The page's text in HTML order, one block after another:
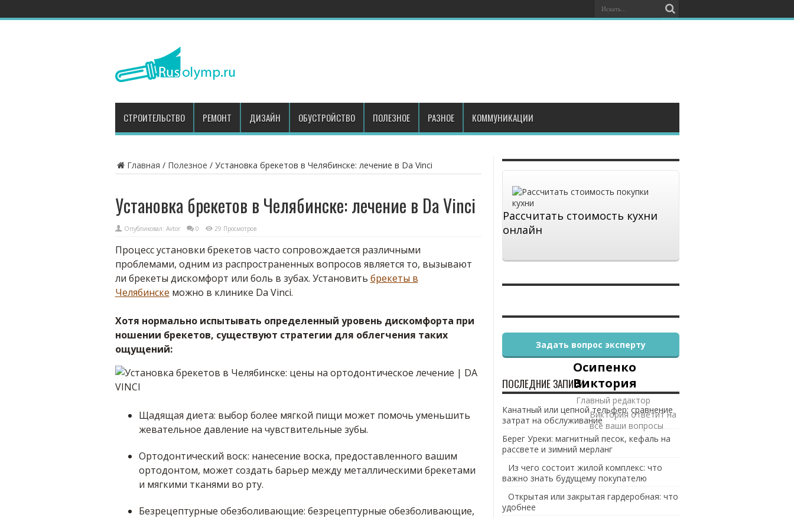
СТРОИТЕЛЬСТВО РЕМОНТ ДИЗАЙН ОБУСТРОЙСТВО ПОЛЕЗНОЕ РАЗНОЕ КОММУНИКАЦИИ
Главная / Полезное / Установка брекетов в Челябинске: лечение в Da Vinci
Установка брекетов в Челябинске: лечение в Da Vinci
Опубликовал: Avtor 0 29 Просмотров
Процесс установки брекетов часто сопровождается различными
проблемами, одним из распространенных вопросов является то, вызывают
ли брекеты дискомфорт или боль в зубах. Установить брекеты в
Челябинске можно в клинике Da Vinci.
Хотя нормально испытывать определенный уровень дискомфорта при
ношении брекетов, существуют стратегии для облегчения таких
ощущений:
Щадящая диета: выбор более мягкой пищи может помочь уменьшить
жевательное давление на чувствительные зубы.
Ортодонтический воск: нанесение воска, предоставленного вашим
ортодонтом, может создать барьер между металлическими брекетами
и мягкими тканями во рту.
Безрецептурные обезболивающие: безрецептурные обезболивающие,
Рассчитать стоимость кухни
онлайн
Осипенко
Виктория
Главный редактор
Виктория ответит на
все ваши вопросы
Задать вопрос эксперту
ПОСЛЕДНИЕ ЗАПИСИ
Канатный или цепной тельфер: сравнение
затрат на обслуживание
Берег Уреки: магнитный песок, кефаль на
рассвете и зимний мерланг
Из чего состоит жилой комплекс: что
важно знать будущему покупателю
Открытая или закрытая гардеробная: что
удобнее